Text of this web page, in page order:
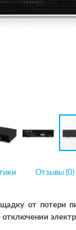
Отзывы (0)
от потери